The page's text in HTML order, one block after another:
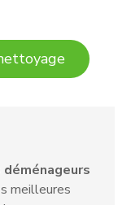
déménageurs
meilleures